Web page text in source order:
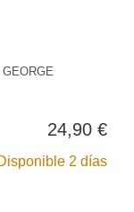
24,90 €
2 días